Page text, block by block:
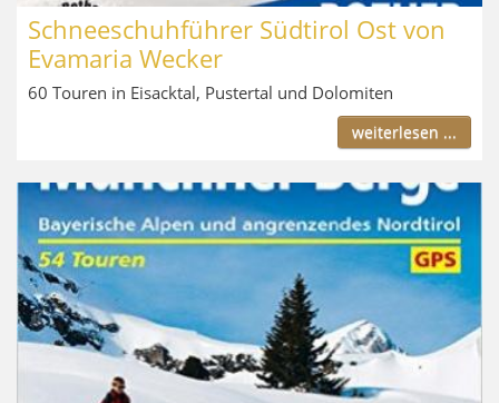
Schneeschuhführer Südtirol Ost von
Evamaria Wecker
60 Touren in Eisacktal, Pustertal und Dolomiten
weiterlesen ...